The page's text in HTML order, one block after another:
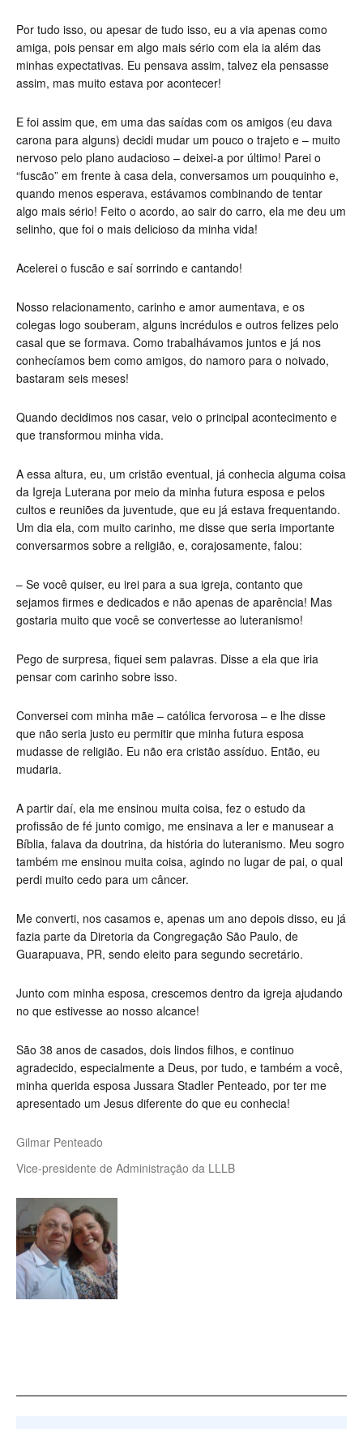
Por tudo isso, ou apesar de tudo isso, eu a via apenas como
amiga, pois pensar em algo mais sério com ela ia além das
minhas expectativas. Eu pensava assim, talvez ela pensasse
assim, mas muito estava por acontecer!
E foi assim que, em uma das saídas com os amigos (eu dava
carona para alguns) decidi mudar um pouco o trajeto e – muito
nervoso pelo plano audacioso – deixei-a por último! Parei o
“fuscão” em frente à casa dela, conversamos um pouquinho e,
quando menos esperava, estávamos combinando de tentar
algo mais sério! Feito o acordo, ao sair do carro, ela me deu um
selinho, que foi o mais delicioso da minha vida!
Acelerei o fuscão e saí sorrindo e cantando!
Nosso relacionamento, carinho e amor aumentava, e os
colegas logo souberam, alguns incrédulos e outros felizes pelo
casal que se formava. Como trabalhávamos juntos e já nos
conhecíamos bem como amigos, do namoro para o noivado,
bastaram seis meses!
Quando decidimos nos casar, veio o principal acontecimento e
que transformou minha vida.
A essa altura, eu, um cristão eventual, já conhecia alguma coisa
da Igreja Luterana por meio da minha futura esposa e pelos
cultos e reuniões da juventude, que eu já estava frequentando.
Um dia ela, com muito carinho, me disse que seria importante
conversarmos sobre a religião, e, corajosamente, falou:
– Se você quiser, eu irei para a sua igreja, contanto que
sejamos firmes e dedicados e não apenas de aparência! Mas
gostaria muito que você se convertesse ao luteranismo!
Pego de surpresa, fiquei sem palavras. Disse a ela que iria
pensar com carinho sobre isso.
Conversei com minha mãe – católica fervorosa – e lhe disse
que não seria justo eu permitir que minha futura esposa
mudasse de religião. Eu não era cristão assíduo. Então, eu
mudaria.
A partir daí, ela me ensinou muita coisa, fez o estudo da
profissão de fé junto comigo, me ensinava a ler e manusear a
Bíblia, falava da doutrina, da história do luteranismo. Meu sogro
também me ensinou muita coisa, agindo no lugar de pai, o qual
perdi muito cedo para um câncer.
Me converti, nos casamos e, apenas um ano depois disso, eu já
fazia parte da Diretoria da Congregação São Paulo, de
Guarapuava, PR, sendo eleito para segundo secretário.
Junto com minha esposa, crescemos dentro da igreja ajudando
no que estivesse ao nosso alcance!
São 38 anos de casados, dois lindos filhos, e continuo
agradecido, especialmente a Deus, por tudo, e também a você,
minha querida esposa Jussara Stadler Penteado, por ter me
apresentado um Jesus diferente do que eu conhecia!
Gilmar Penteado
Vice-presidente de Administração da LLLB